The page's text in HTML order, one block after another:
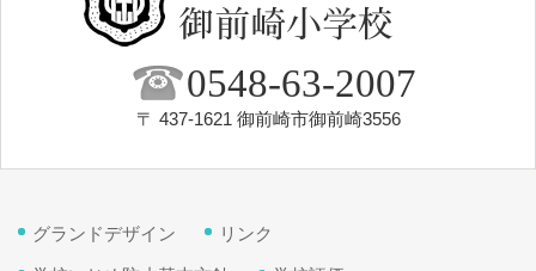
0548-63-2007
〒 437-1621 御前崎市御前崎3556
グランドデザイン リンク